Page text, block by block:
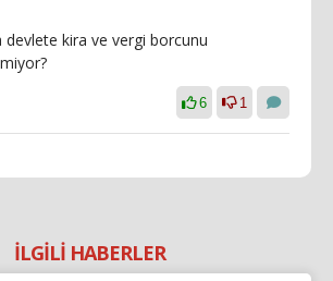
kira ve vergi borcunu
6 1
İLGİLİ HABERLER